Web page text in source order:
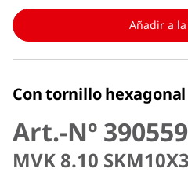
Añadir a
Con tornillo
Art.-Nº 390559
MVK 8.10